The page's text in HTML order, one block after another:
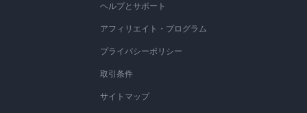
ヘルプとサポート
アフィリエイト・プログラム
プライバシーポリシー
取引条件
サイトマップ